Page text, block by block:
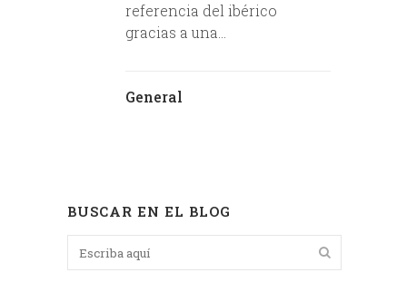
referencia del ibérico
gracias a una...
General
BUSCAR EN EL BLOG